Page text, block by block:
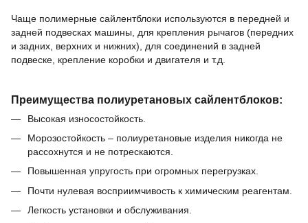
Чаще полимерные сайлентблоки используются в передней и
задней подвесках машины,
для крепления рычагов (передних
и задних, верхних и нижних),
для соединений в задней
подвеске, крепление коробки и двигателя и т.д.
Преимущества полиуретановых сайлентблоков:
Высокая износостойкость.
Морозостойкость – полиуретановые изделия никогда не
рассохнутся и не потрескаются.
Повышенная упругость при огромных перегрузках.
Почти нулевая восприимчивость к химическим реагентам.
Легкость установки и обслуживания.